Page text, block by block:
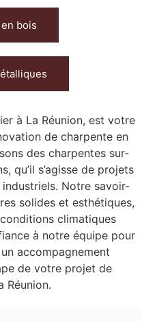
bois
à La Réunion, est votre
de charpente en
des charpentes sur-
qu’il s’agisse de projets
Notre savoir-
solides et esthétiques,
climatiques
à notre équipe pour
accompagnement
de votre projet de
Réunion.